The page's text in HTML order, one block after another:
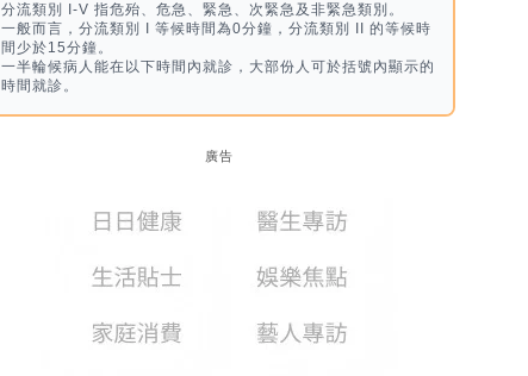
分流類別 I-V 指危殆、危急、緊急、次緊急及非緊急類別。
一般而言，分流類別 I 等候時間為0分鐘，分流類別 II 的等候時
間少於15分鐘。
一半輪候病人能在以下時間內就診，大部份人可於括號內顯示的
時間就診。
廣告